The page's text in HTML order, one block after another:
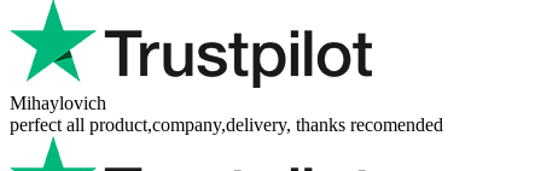
Mihaylovich
perfect all product,company,delivery, thanks recomended